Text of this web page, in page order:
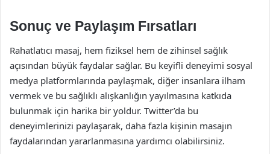
Sonuç ve Paylaşım Fırsatları
Rahatlatıcı masaj, hem fiziksel hem de zihinsel sağlık
açısından büyük faydalar sağlar. Bu keyifli deneyimi sosyal
medya platformlarında paylaşmak, diğer insanlara ilham
vermek ve bu sağlıklı alışkanlığın yayılmasına katkıda
bulunmak için harika bir yoldur. Twitter’da bu
deneyimlerinizi paylaşarak, daha fazla kişinin masajın
faydalarından yararlanmasına yardımcı olabilirsiniz.